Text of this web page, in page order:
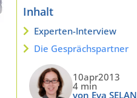
Inhalt
Experten-Interview
Die Gesprächspartner
10apr2013
4 min
von Eva SELAN